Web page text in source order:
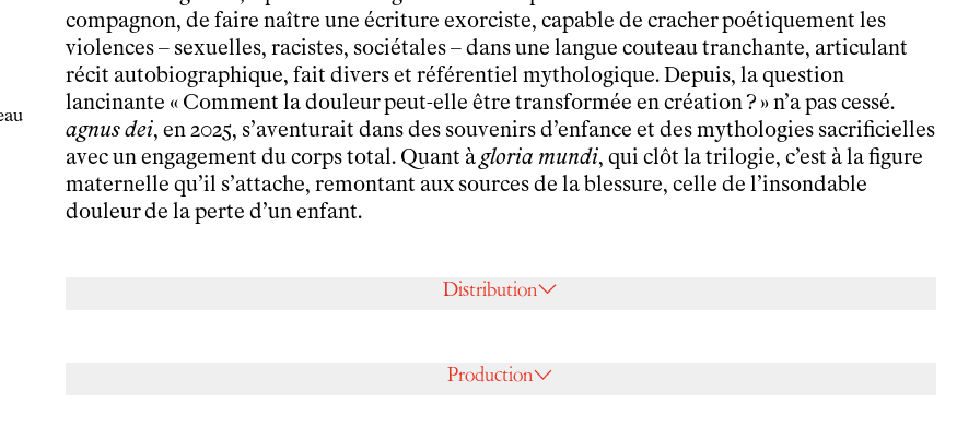
compagnon, de faire naître une écriture exorciste, capable de cracher poétiquement les
violences – sexuelles, racistes, sociétales – dans une langue couteau tranchante, articulant
récit autobiographique, fait divers et référentiel mythologique. Depuis, la question
lancinante « Comment la douleur peut-elle être transformée en création ? » n’a pas cessé.
agnus dei, en 2025, s’aventurait dans des souvenirs d’enfance et des mythologies sacrificielles
avec un engagement du corps total. Quant àgloria mundi, qui clôt la trilogie, c’est à la figure
maternelle qu’il s’attache, remontant aux sources de la blessure, celle de l’insondable
douleur de la perte d’un enfant.
Distribution
Production
Ressources
Programmes de salle
Vidéos
Documents
Podcasts
Technique
Ressources pédagogiques